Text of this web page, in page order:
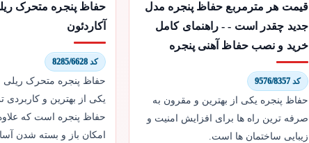
قیمت هر مترمربع حفاظ پنجره مدل
جدید چقدر است - - راهنمای کامل
خرید و نصب حفاظ آهنی پنجره
کد 9576/8357
حفاظ پنجره یکی از بهترین و مقرون به
صرفه ترین راه ها برای افزایش امنیت و
زیبایی ساختمان ها است.
حفاظ پنجره متحرک
آکاردئون
کد 8285/6628
حفاظ پنجره متحرک ریلی
یکی از بهترین و کاربردی
حفاظ پنجره است که علاوه
امکان باز و بسته شدن